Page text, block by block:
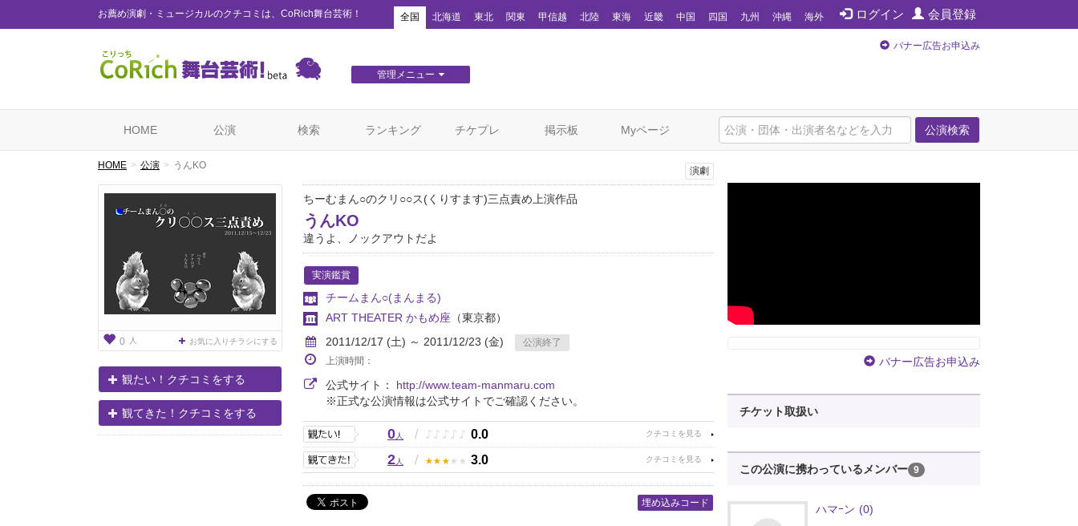
お薦め演劇・ミュージカルのクチコミは、CoRich舞台芸術！ ログイン 会員登録
全国 北海道 東北 関東 甲信越 北陸 東海 近畿 中国 四国 九州 沖縄 海外
管理メニュー
バナー広告お申込み
公演検索
HOME 公演 検索 ランキング チケプレ 掲示板 Myページ
HOME 公演 うんKO
0 人 お気に入りチラシにする
観たい！クチコミをする
観てきた！クチコミをする
演劇
ちーむまん○のクリ○○ス(くりすます)三点責め上演作品
うんKO
違うよ、ノックアウトだよ
実演鑑賞
チームまん○(まんまる)
ART THEATER かもめ座 （東京都）
2011/12/17 (土) ～ 2011/12/23 (金)
公演終了
上演時間：
公式サイト： http://www.team-manmaru.com
※正式な公演情報は公式サイトでご確認ください。
0人 / ♪ ♪ ♪ ♪ ♪ 0.0
2人 / ★ ★ ★ ★ ★ 3.0
埋め込みコード
バナー広告お申込み
チケット取扱い
この公演に携わっているメンバー 9
ハマｰン (0)